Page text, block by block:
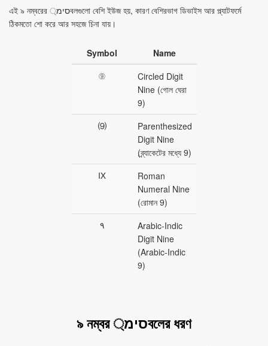
এই ৯ নম্বরের סימ্বলগুলো বেশি ইউজ হয়, কারণ বেশিরভাগ ডিভাইস আর প্ল্যাটফর্মে
ঠিকমতো শো করে আর সহজে চিনা যায়।
Symbol
Name
⑨
Circled Digit
Nine (গোল ঘেরা
9)
⑼
Parenthesized
Digit Nine
(ব্র্যাকেটের মধ্যে 9)
Ⅸ
Roman
Numeral Nine
(রোমান 9)
٩
Arabic-Indic
Digit Nine
(Arabic‑Indic
9)
৯ নম্বর סימ্বলের ধরণ